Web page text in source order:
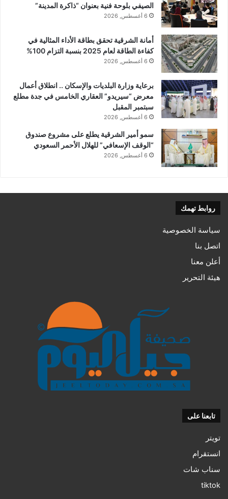
الصيفي بلوحة فنية بعنوان “ذاكرة المدينة”
6 أغسطس, 2026
أمانة الشرقية تحقق بطاقة الأداء المثالية في
كفاءة الطاقة لعام 2025 بنسبة التزام 100%
6 أغسطس, 2026
برعاية وزارة البلديات والإسكان .. انطلاق أعمال
معرض “سيريدو” العقاري الخامس في جدة مطلع
سبتمبر المقبل
6 أغسطس, 2026
سمو أمير الشرقية يطلع على مشروع صندوق
“الوقف الإسعافي” للهلال الأحمر السعودي
6 أغسطس, 2026
روابط تهمك
سياسة الخصوصية
اتصل بنا
أعلن معنا
هيئة التحرير
تابعنا على
تويتر
انستقرام
سناب شات
tiktok